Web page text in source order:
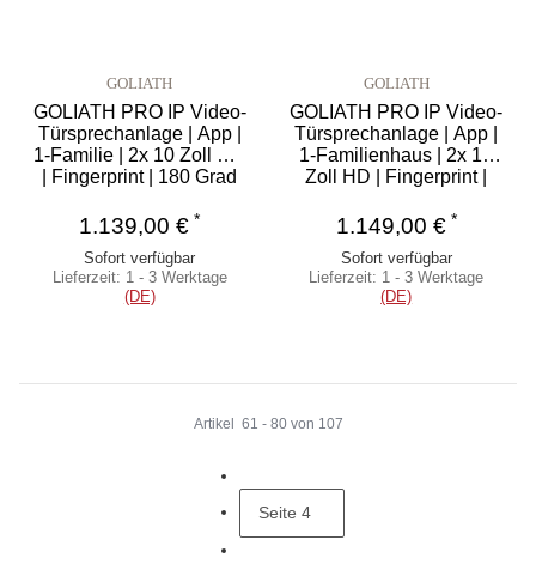
GOLIATH
GOLIATH PRO IP Video-
Türsprechanlage | App |
1-Familie | 2x 10 Zoll HD
| Fingerprint | 180 Grad
1.139,00 € *
Sofort verfügbar
Lieferzeit: 1 - 3 Werktage
(DE)
GOLIATH
GOLIATH PRO IP Video-
Türsprechanlage | App |
1-Familienhaus | 2x 10
Zoll HD | Fingerprint |
1.149,00 €*
Sofort verfügbar
Lieferzeit: 1 - 3 Werktage
(DE)
Artikel 61 - 80von 107
Seite 4